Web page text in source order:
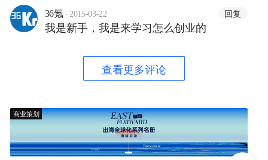
36氪 · 2015-03-22 回复
我是新手，我是来学习怎么创业的
查看更多评论
商业策划